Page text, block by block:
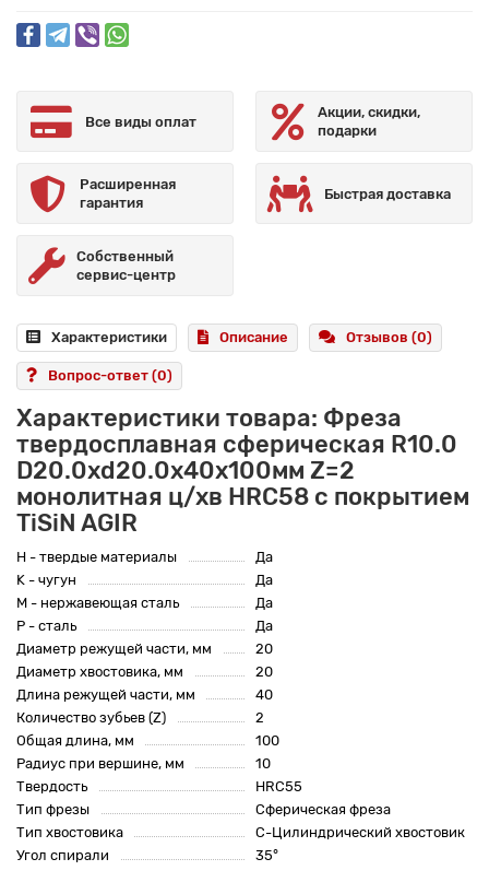
Все виды оплат
Акции, скидки,
подарки
Расширенная
гарантия
Быстрая доставка
Собственный
сервис-центр
Характеристики Описание Отзывов (0)
Вопрос-ответ (0)
Характеристики товара: Фреза
твердосплавная сферическая R10.0
D20.0xd20.0х40х100мм Z=2
монолитная ц/хв HRC58 с покрытием
TiSiN AGIR
H - твердые материалы
Да
K - чугун
Да
M - нержавеющая сталь
Да
P - сталь
Да
Диаметр режущей части, мм
20
Диаметр хвостовика, мм
20
Длина режущей части, мм
40
Количество зубьев (Z)
2
Общая длина, мм
100
Радиус при вершине, мм
10
Твердость
HRC55
Тип фрезы
Сферическая фреза
Тип хвостовика
C-Цилиндрический хвостовик
Угол спирали
35°